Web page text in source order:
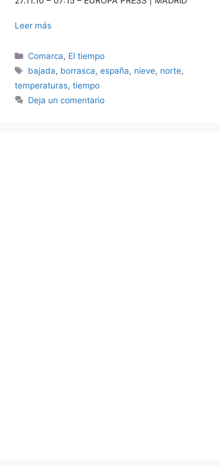
Leer más
Categorías
Comarca, El tiempo
Etiquetas
bajada, borrasca, españa, nieve, norte,
temperaturas, tiempo
Deja un comentario